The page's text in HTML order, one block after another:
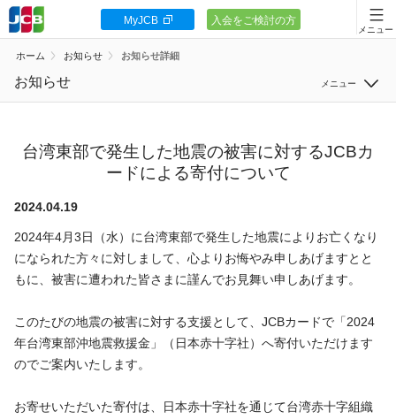
会員向け情報
JCBカードの基本
ポイント・優待
安全・安心
お客様サポート
カードローン
ギフトカードなど
入会をご検討の方
MyJCB
ホーム お知らせ お知らせ詳細
お知らせ
サービス
セキュリティ
その他
台湾東部で発生した地震の被害に対するJCBカ
ードによる寄付について
2024.04.19
2024年4月3日（水）に台湾東部で発生した地震によりお亡くなり
になられた方々に対しまして、心よりお悔やみ申しあげますとと
もに、被害に遭われた皆さまに謹んでお見舞い申しあげます。
このたびの地震の被害に対する支援として、JCBカードで「2024
年台湾東部沖地震救援金」（日本赤十字社）へ寄付いただけます
のでご案内いたします。
お寄せいただいた寄付は、日本赤十字社を通じて台湾赤十字組織